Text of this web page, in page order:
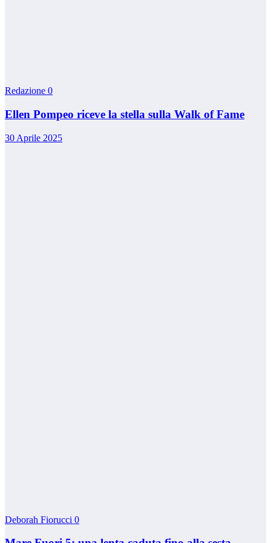
Redazione 0
Ellen Pompeo riceve la stella sulla Walk of Fame
30 Aprile 2025
Deborah Fiorucci 0